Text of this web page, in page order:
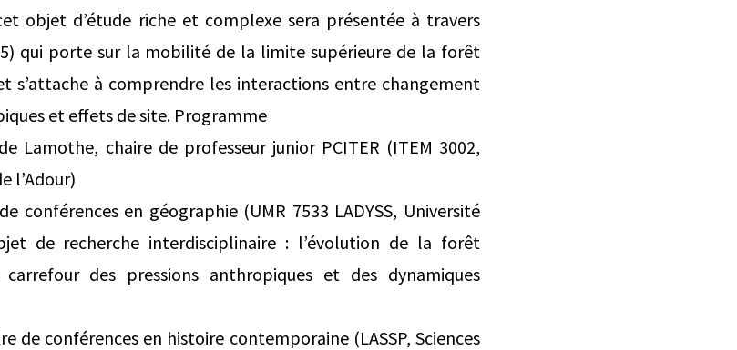
objet d’étude riche et complexe sera présentée à travers
qui porte sur la mobilité de la limite supérieure de la forêt
s’attache à comprendre les interactions entre changement
et effets de site. Programme
Lamothe, chaire de professeur junior PCITER (ITEM 3002,
l’Adour)
conférences en géographie (UMR 7533 LADYSS, Université
de recherche interdisciplinaire : l’évolution de la forêt
des pressions anthropiques et des dynamiques
de conférences en histoire contemporaine (LASSP, Sciences